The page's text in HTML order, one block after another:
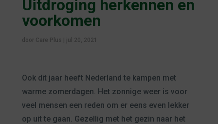
Uitdroging herkennen en
voorkomen
door Care Plus jul 20, 2021
Ook dit jaar heeft Nederland te kampen met
warme zomerdagen. Het zonnige weer is voor
veel mensen een reden om er eens even lekker
op uit te gaan. Gezellig met het gezin naar het